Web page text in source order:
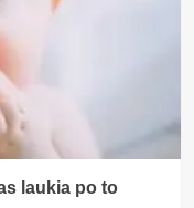
laukia po to